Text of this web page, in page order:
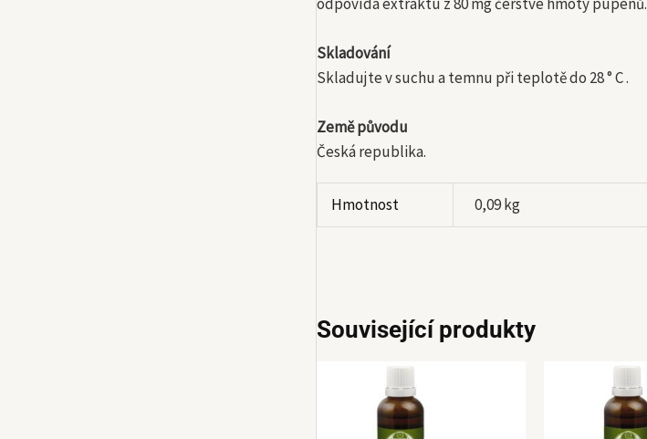
Skladování
Skladujte v suchu a temnu při teplotě do 28 ° C .
Země původu
Česká republika.
Hmotnost 0,09 kg
Související produkty